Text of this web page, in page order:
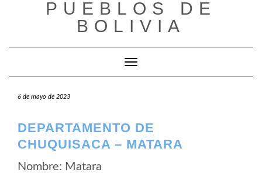
PUEBLOS DE
BOLIVIA
Cambiar modo de navegación
6 de mayo de 2023
DEPARTAMENTO DE
CHUQUISACA – MATARA
Nombre: Matara